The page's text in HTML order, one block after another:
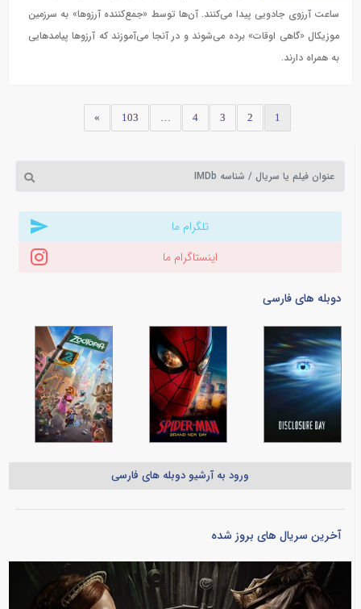
ساعت آرزوی جادویی پیدا می‌کنند. آن‌ها توسط «جمع‌کننده آرزوها» به سرزمین
موزیکال «گاهی اوقات» برده می‌شوند و در آنجا می‌آموزند که آرزوها پیامدهایی
به همراه دارند.
1
2
3
4
…
103
»
تلگرام ما
اینستاگرام ما
دوبله های فارسی
ورود به آرشیو دوبله های فارسی
آخرین سریال های بروز شده